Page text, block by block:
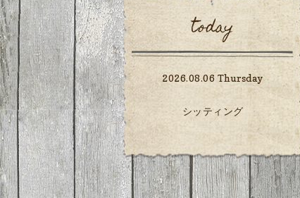
today
2026.08.06 Thursday
シッティング